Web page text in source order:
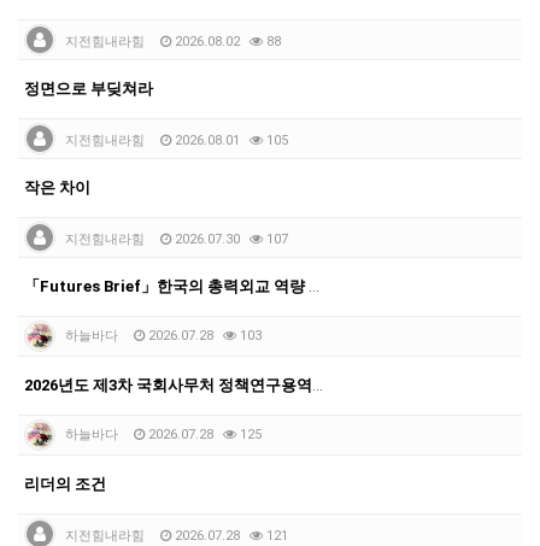
지전힘내라힘 2026.08.02 88
정면으로 부딪쳐라
지전힘내라힘 2026.08.01 105
작은 차이
지전힘내라힘 2026.07.30 107
「Futures Brief」한국의 총력외교 역량 강화를…
하늘바다 2026.07.28 103
2026년도 제3차 국회사무처 정책연구용역 공모
하늘바다 2026.07.28 125
리더의 조건
지전힘내라힘 2026.07.28 121